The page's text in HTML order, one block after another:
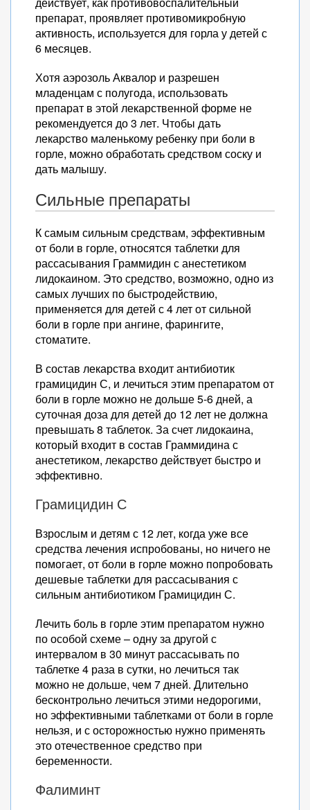
препарат, проявляет противомикробную
активность, используется для горла у детей с
6 месяцев.
Хотя аэрозоль Аквалор и разрешен
младенцам с полугода, использовать
препарат в этой лекарственной форме не
рекомендуется до 3 лет. Чтобы дать
лекарство маленькому ребенку при боли в
горле, можно обработать средством соску и
дать малышу.
Сильные препараты
К самым сильным средствам, эффективным
от боли в горле, относятся таблетки для
рассасывания Граммидин с анестетиком
лидокаином. Это средство, возможно, одно из
самых лучших по быстродействию,
применяется для детей с 4 лет от сильной
боли в горле при ангине, фарингите,
стоматите.
В состав лекарства входит антибиотик
грамицидин С, и лечиться этим препаратом от
боли в горле можно не дольше 5-6 дней, а
суточная доза для детей до 12 лет не должна
превышать 8 таблеток. За счет лидокаина,
который входит в состав Граммидина с
анестетиком, лекарство действует быстро и
эффективно.
Грамицидин С
Взрослым и детям с 12 лет, когда уже все
средства лечения испробованы, но ничего не
помогает, от боли в горле можно попробовать
дешевые таблетки для рассасывания с
сильным антибиотиком Грамицидин С.
Лечить боль в горле этим препаратом нужно
по особой схеме – одну за другой с
интервалом в 30 минут рассасывать по
таблетке 4 раза в сутки, но лечиться так
можно не дольше, чем 7 дней. Длительно
бесконтрольно лечиться этими недорогими,
но эффективными таблетками от боли в горле
нельзя, и с осторожностью нужно применять
это отечественное средство при
беременности.
Фалиминт